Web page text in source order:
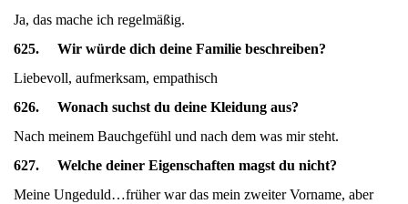
Ja, das mache ich regelmäßig.
625. Wir würde dich deine Familie beschreiben?
Liebevoll, aufmerksam, empathisch
626. Wonach suchst du deine Kleidung aus?
Nach meinem Bauchgefühl und nach dem was mir steht.
627. Welche deiner Eigenschaften magst du nicht?
Meine Ungeduld…früher war das mein zweiter Vorname, aber